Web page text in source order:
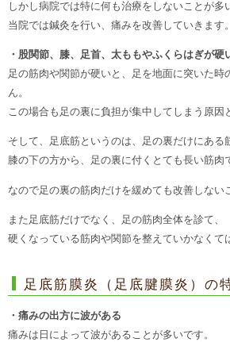
しかし病院では特に何も治療をしないことが多
当院では鍼灸を行い、痛みを改善していきます。
・股関節、膝、足首、太ももやふくらはぎが硬
足の筋肉や関節が硬いと、足を地面に突いた時
ん。
この場合も足の裏に負担が集中してしまう原因
そして、足底筋というのは、足の裏だけにある
膝の下の方から、足の裏に付くとても長い筋肉
なので足の裏の筋肉だけを緩めても改善しない
また足底筋だけでなく、足の筋肉全体を診て、
硬くなっている筋肉や関節を整えていかなくて
足底筋膜炎（足底腱膜炎）の
・痛みの出方に波がある
痛みは日によって波があることが多いです。